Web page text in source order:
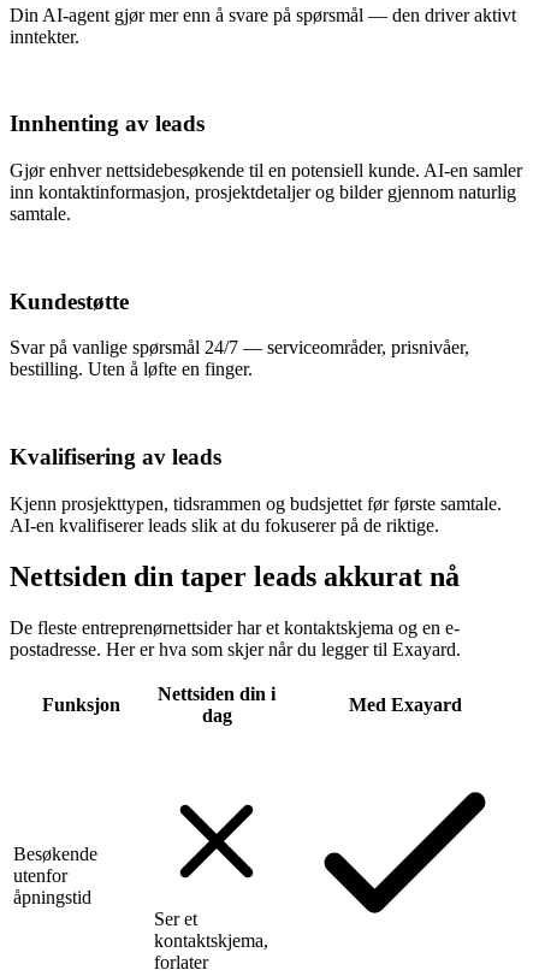
Din AI-agent gjør mer enn å svare på spørsmål — den driver aktivt
inntekter.
Innhenting av leads
Gjør enhver nettsidebesøkende til en potensiell kunde. AI-en samler
inn kontaktinformasjon, prosjektdetaljer og bilder gjennom naturlig
samtale.
Kundestøtte
Svar på vanlige spørsmål 24/7 — serviceområder, prisnivåer,
bestilling. Uten å løfte en finger.
Kvalifisering av leads
Kjenn prosjekttypen, tidsrammen og budsjettet før første samtale.
AI-en kvalifiserer leads slik at du fokuserer på de riktige.
Nettsiden din taper leads akkurat nå
De fleste entreprenørnettsider har et kontaktskjema og en e-
postadresse. Her er hva som skjer når du legger til Exayard.
Funksjon
Nettsiden din i
dag
Med Exayard
Besøkende
utenfor
åpningstid
Ser et
kontaktskjema,
forlater